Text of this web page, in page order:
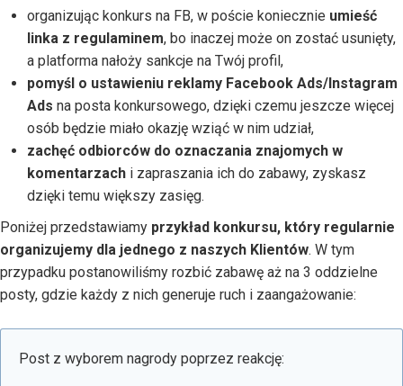
organizując konkurs na FB, w poście koniecznie umieść
linka z regulaminem, bo inaczej może on zostać usunięty,
a platforma nałoży sankcje na Twój profil,
pomyśl o ustawieniu reklamy Facebook Ads/Instagram
Ads na posta konkursowego, dzięki czemu jeszcze więcej
osób będzie miało okazję wziąć w nim udział,
zachęć odbiorców do oznaczania znajomych w
komentarzach i zapraszania ich do zabawy, zyskasz
dzięki temu większy zasięg.
Poniżej przedstawiamy przykład konkursu, który regularnie
organizujemy dla jednego z naszych Klientów. W tym
przypadku postanowiliśmy rozbić zabawę aż na 3 oddzielne
posty, gdzie każdy z nich generuje ruch i zaangażowanie:
Post z wyborem nagrody poprzez reakcję: